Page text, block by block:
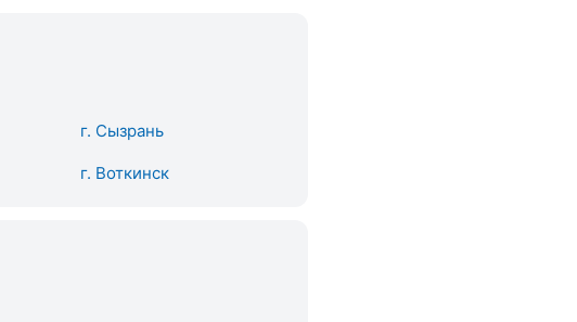
г. Сызрань
г. Воткинск